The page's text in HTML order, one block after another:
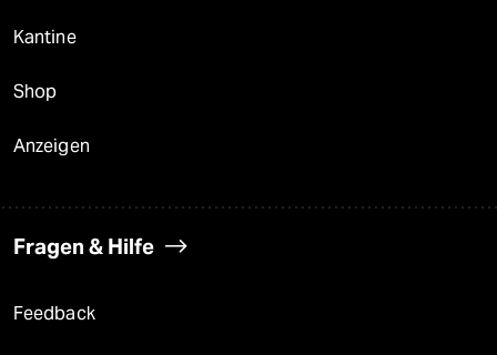
Kantine
Shop
Anzeigen
Fragen & Hilfe
Feedback